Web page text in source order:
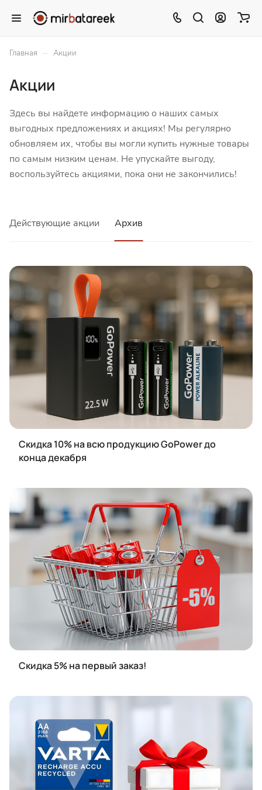
Главная – Акции
Акции
Здесь вы найдете информацию о наших самых
выгодных предложениях и акциях! Мы регулярно
обновляем их, чтобы вы могли купить нужные товары
по самым низким ценам. Не упускайте выгоду,
воспользуйтесь акциями, пока они не закончились!
Действующие акции Архив
Скидка 10% на всю продукцию GoPower до
конца декабря
Скидка 5% на первый заказ!